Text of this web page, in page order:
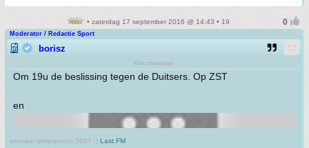
• zaterdag 17 september 2016 @ 14:43 • 19
Moderator / Redactie Sport
borisz
Keurmeester
Om 19u de beslissing tegen de Duitsers. Op ZST
en
winnaar wielerprono 2007 :) Last.FM